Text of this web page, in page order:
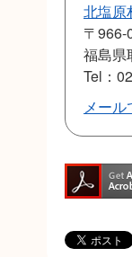
北塩原
〒966-
福島県
Tel：
メール